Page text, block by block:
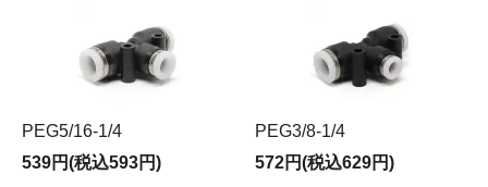
PEG5/16-1/4
539円(税込593円)
PEG3/8-1/4
572円(税込629円)